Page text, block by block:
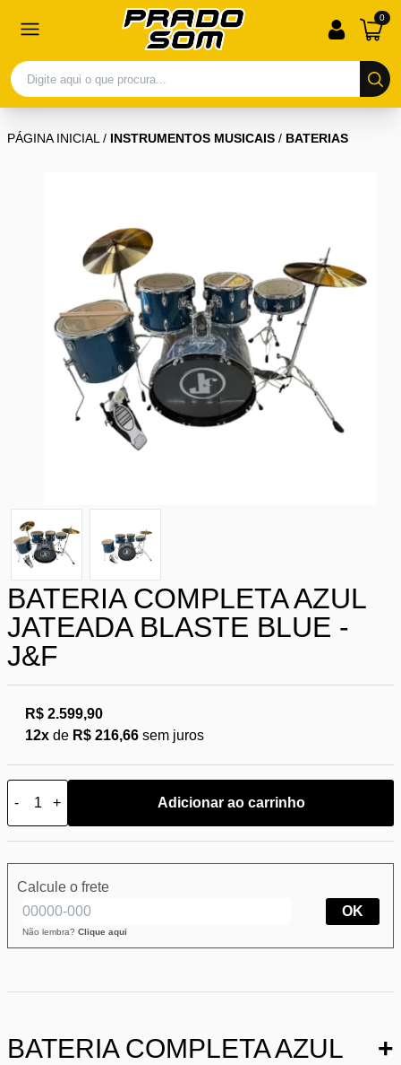
0
PÁGINA INICIAL/ INSTRUMENTOS MUSICAIS / BATERIAS
BATERIA COMPLETA AZUL
JATEADA BLASTE BLUE -
J&F
R$ 2.599,90
12x de R$ 216,66 sem juros
- + Adicionar ao carrinho
Calcule o frete
Não lembra? Clique aqui
OK
BATERIA COMPLETA AZUL
+